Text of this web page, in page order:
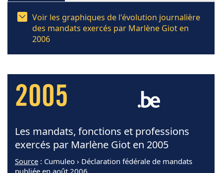
Voir les graphiques de l'évolution journalière
des mandats exercés par Marlène Giot en
2006
2005
Les mandats, fonctions et professions
exercés par Marlène Giot en 2005
Source : Cumuleo › Déclaration fédérale de mandats
publiée en août 2006